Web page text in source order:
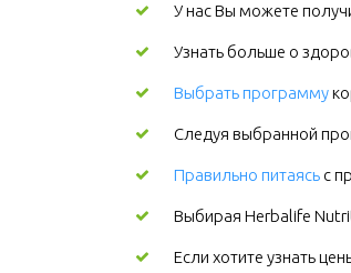
У нас Вы можете
Узнать больше о
Выбрать программу
Следуя выбранной
Правильно питаясь с
Выбирая Herbalife
Если хотите узнать